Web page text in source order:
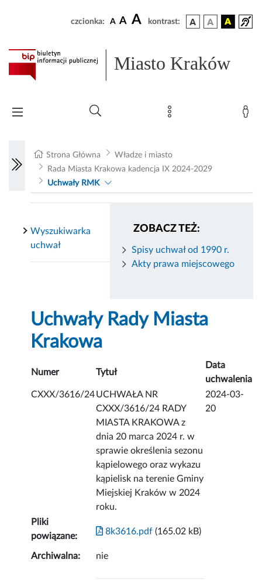
czcionka: A A A kontrast:
Miasto Kraków
Strona Główna
Władze i miasto
Rada Miasta Krakowa kadencja IX 2024-2029
Uchwały RMK
ZOBACZ TEŻ:
Spisy uchwał od 1990 r.
Akty prawa miejscowego
Wyszukiwarka
uchwał
Uchwały Rady Miasta
Krakowa
Numer Tytuł
Data
uchwalenia
CXXX/3616/24UCHWAŁA NR
CXXX/3616/24 RADY
MIASTA KRAKOWA z
dnia 20 marca 2024 r. w
sprawie określenia sezonu
kąpielowego oraz wykazu
kąpielisk na terenie Gminy
Miejskiej Kraków w 2024
roku.
2024-03-
20
Pliki
powiązane:
8k3616.pdf (165.02 kB)
Archiwalna: nie